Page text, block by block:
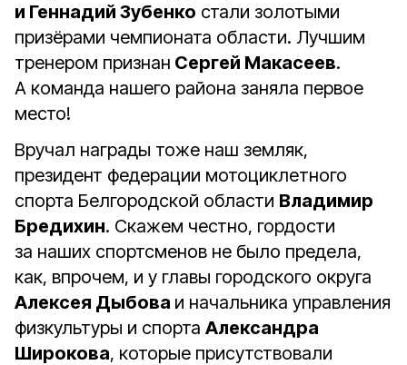
и Геннадий Зубенко стали золотыми
призёрами чемпионата области. Лучшим
тренером признан Сергей Макасеев.
А команда нашего района заняла первое
место!
Вручал награды тоже наш земляк,
президент федерации мотоциклетного
спорта Белгородской области Владимир
Бредихин. Скажем честно, гордости
за наших спортсменов не было предела,
как, впрочем, и у главы городского округа
Алексея Дыбова и начальника управления
физкультуры и спорта Александра
Широкова, которые присутствовали